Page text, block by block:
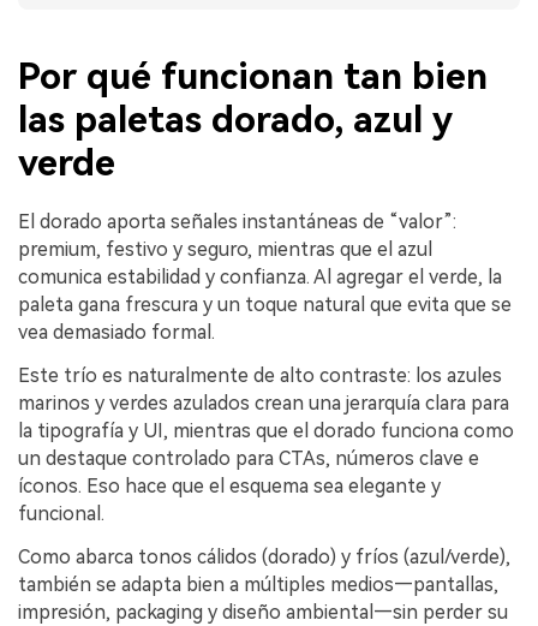
Por qué funcionan tan bien
las paletas dorado, azul y
verde
El dorado aporta señales instantáneas de “valor”:
premium, festivo y seguro, mientras que el azul
comunica estabilidad y confianza. Al agregar el verde, la
paleta gana frescura y un toque natural que evita que se
vea demasiado formal.
Este trío es naturalmente de alto contraste: los azules
marinos y verdes azulados crean una jerarquía clara para
la tipografía y UI, mientras que el dorado funciona como
un destaque controlado para CTAs, números clave e
íconos. Eso hace que el esquema sea elegante y
funcional.
Como abarca tonos cálidos (dorado) y fríos (azul/verde),
también se adapta bien a múltiples medios—pantallas,
impresión, packaging y diseño ambiental—sin perder su